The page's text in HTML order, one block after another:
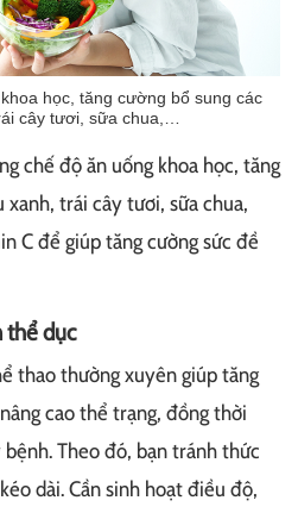
học, tăng cường bổ sung các
cây tươi, sữa chua,…
chế độ ăn uống khoa học, tăng
xanh, trái cây tươi, sữa chua,
C để giúp tăng cường sức đề
thể dục
thao thường xuyên giúp tăng
cao thể trạng, đồng thời
Theo đó, bạn tránh thức
dài. Cần sinh hoạt điều độ,